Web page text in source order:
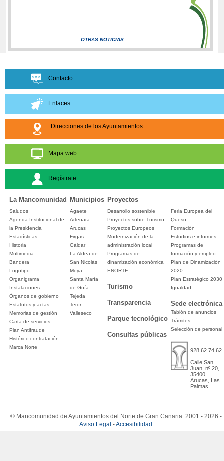
OTRAS NOTICIAS ...
Contacto
Enlaces
Direcciones de los Ayuntamientos
Mapa web
Regístrate
La Mancomunidad Municipios Proyectos
Saludos
Agenda Institucional de
la Presidencia
Estadísticas
Historia
Multimedia
Bandera
Logotipo
Organigrama
Instalaciones
Órganos de gobierno
Estatutos y actas
Memorias de gestión
Carta de servicios
Plan Antifraude
Histórico contratación
Marca Norte
Agaete
Artenara
Arucas
Firgas
Gáldar
La Aldea de
San Nicolás
Moya
Santa María
de Guía
Tejeda
Teror
Valleseco
Desarrollo sostenible
Proyectos sobre Turismo
Proyectos Europeos
Modernización de la
administración local
Programas de
dinamización económica
ENORTE
Turismo
Transparencia
Parque tecnológico
Consultas públicas
Feria Europea del
Queso
Formación
Estudios e informes
Programas de
formación y empleo
Plan de Dinamización
2020
Plan Estratégico 2030
Igualdad
Sede electrónica
Tablón de anuncios
Trámites
Selección de personal
928 62 74 62
Calle San
Juan, nº 20,
35400
Arucas, Las
Palmas
© Mancomunidad de Ayuntamientos del Norte de Gran Canaria. 2001 - 2026 -
Aviso Legal -Accesibilidad